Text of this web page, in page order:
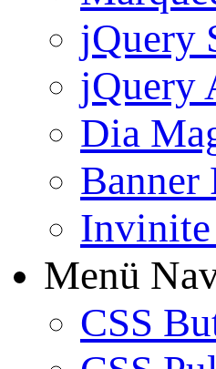
jQuery
jQuery
Dia
Banner
Menü
CSS